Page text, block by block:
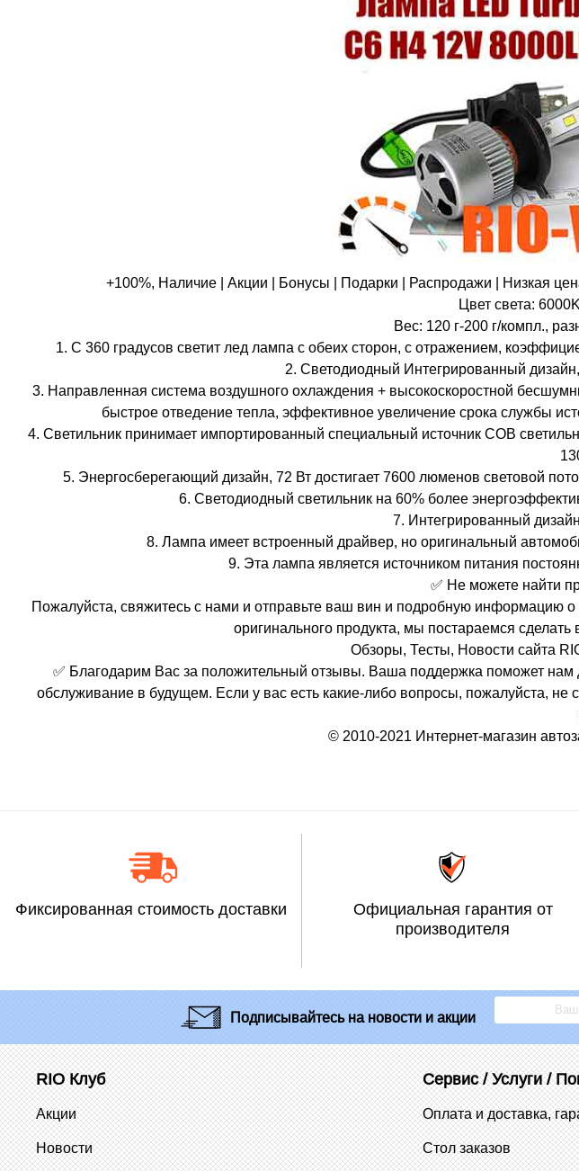
+100%, Наличие | Акции | Бонусы | Подарки | Распродажи | Низкая
Цвет света:
Вес: 120 г-200 г/компл.,
1. С 360 градусов светит лед лампа с обеих сторон, с отражением,
2. Светодиодный Интегрированный
3. Направленная система воздушного охлаждения + высокоскоростной
быстрое отведение тепла, эффективное увеличение срока службы
4. Светильник принимает импортированный специальный источник COB
5. Энергосберегающий дизайн, 72 Вт достигает 7600 люменов световой
6. Светодиодный светильник на 60% более
7. Интегрированный
8. Лампа имеет встроенный драйвер, но оригинальный
9. Эта лампа является источником питания
✅ Не можете найти
Пожалуйста, свяжитесь с нами и отправьте ваш вин и подробную
оригинального продукта, мы постараемся
Обзоры, Тесты, Новости сайта
✅ Благодарим Вас за положительный отзывы. Ваша поддержка поможет нам
обслуживание в будущем. Если у вас есть какие-либо вопросы, пожалуйста,
© 2010-2021 Интернет-магазин
Фиксированная стоимость доставки
Официальная гарантия от
производителя
Подписывайтесьна новости и акции
RIO Клуб
Акции
Новости
Сервис / Услуги /
Оплата и доставка,
Стол заказов